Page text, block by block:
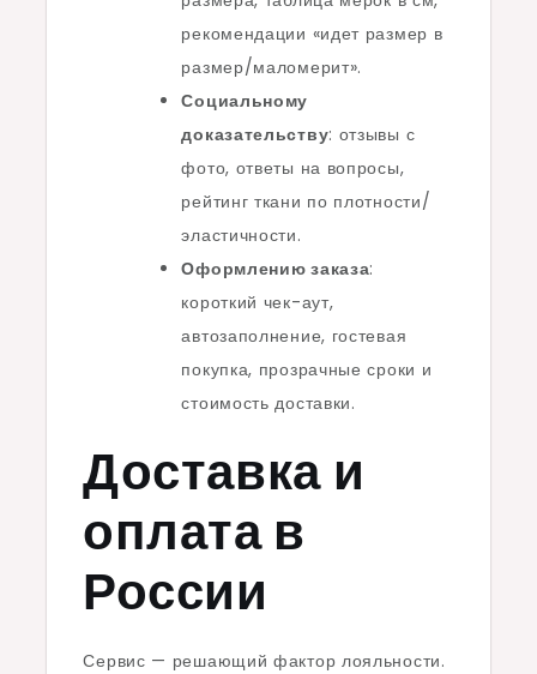
рекомендации «идет размер в
размер/маломерит».
Социальному
доказательству: отзывы с
фото, ответы на вопросы,
рейтинг ткани по плотности/
эластичности.
Оформлению заказа:
короткий чек-аут,
автозаполнение, гостевая
покупка, прозрачные сроки и
стоимость доставки.
Доставка и
оплата в
России
Сервис — решающий фактор лояльности.